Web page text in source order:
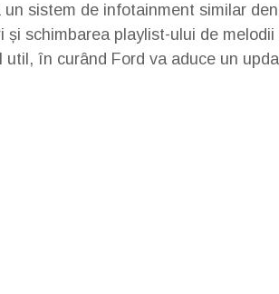
sistem de infotainment similar
schimbarea playlist-ului de melodii
în curând Ford va aduce un